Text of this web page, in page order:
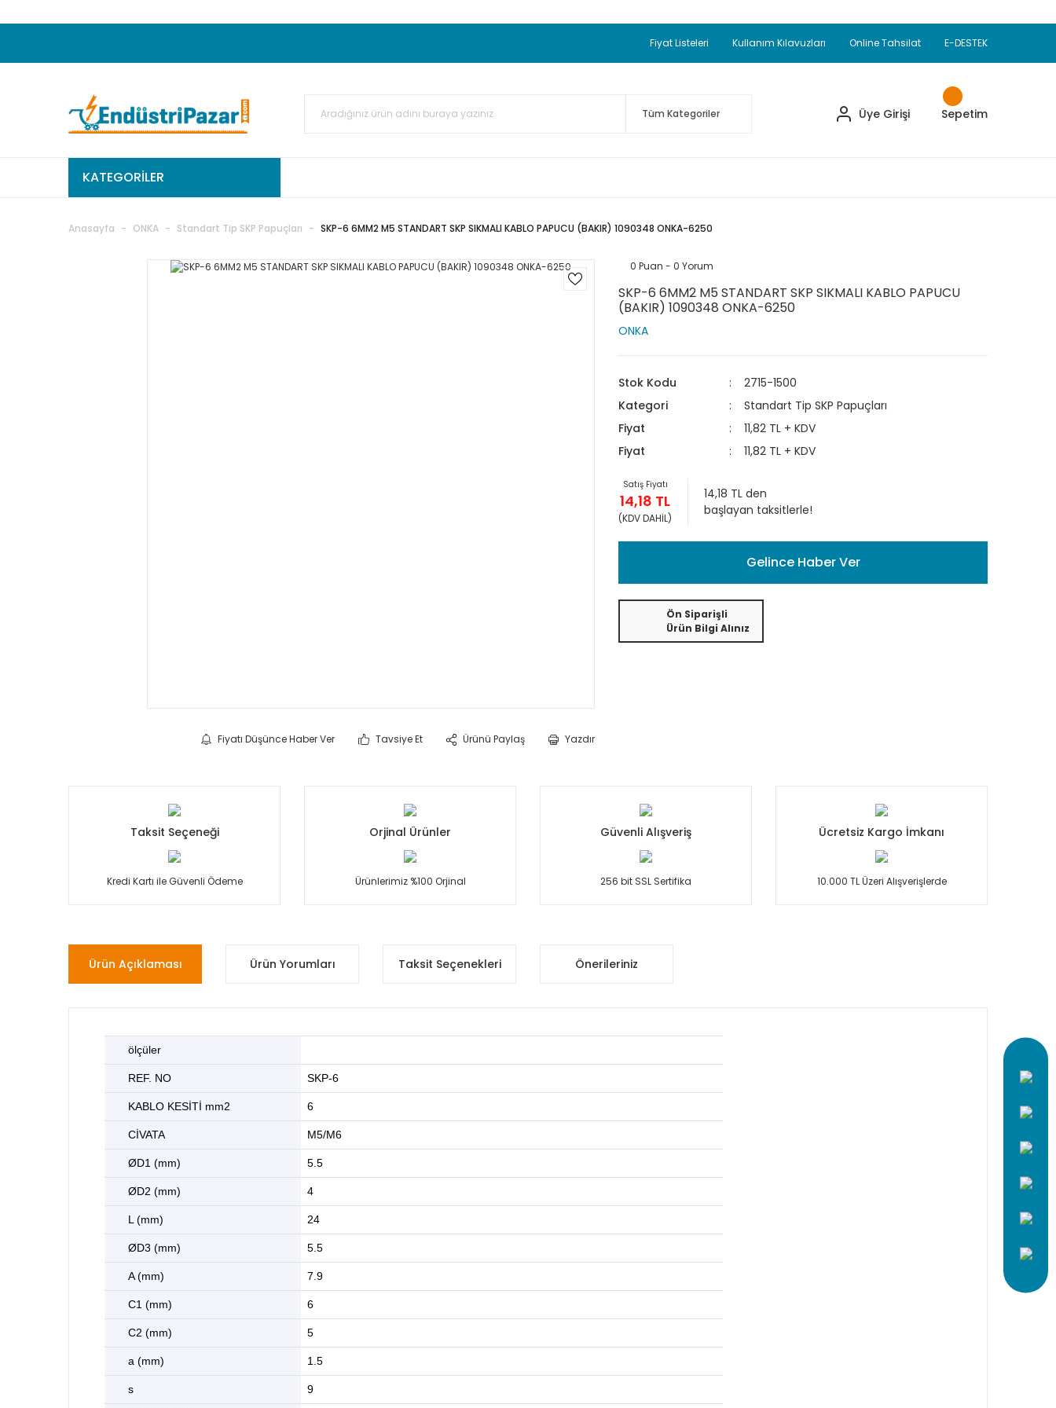
20.000TL ve Üzeri Alışverişlerinizde KARGO BEDAVATC Standart Bayonet J Tip Termokupul Ürünlerinde 50 Adet Alımlarda Sepette Ekstra %5 İskonto...
TC Standart Bayonet J Tip Termokupul Ürünlerinde 250 Adet Alımlarda Sepette
50.000,00TL ve Üzeri EMKO Ürünleri Alışverişlerinizde Sepette
Fiyat Listeleri Kullanım Kılavuzları Online Tahsilat E-DESTEK
Üye Girişi Sepetim
KATEGORİLER
Anasayfa ONKA Standart Tip SKP Papuçları SKP-6 6MM2 M5 STANDART SKP SIKMALI KABLO PAPUCU (BAKIR) 1090348 ONKA-6250
Fiyatı Düşünce Haber Ver Tavsiye Et Ürünü Paylaş Yazdır
0 Puan - 0 Yorum
SKP-6 6MM2 M5 STANDART SKP SIKMALI KABLO PAPUCU
(BAKIR) 1090348 ONKA-6250
ONKA
Stok Kodu
2715-1500
Kategori
Standart Tip SKP Papuçları
Fiyat
11,82 TL + KDV
Fiyat
11,82 TL + KDV
Satış Fiyatı
14,18 TL
(KDV DAHİL)
14,18 TL den
başlayan taksitlerle!
Gelince Haber Ver
Ön Siparişli
Ürün Bilgi Alınız
Taksit Seçeneği
Kredi Kartı ile Güvenli Ödeme
Orjinal Ürünler
Ürünlerimiz %100 Orjinal
Güvenli Alışveriş
256 bit SSL Sertifika
Ücretsiz Kargo İmkanı
10.000 TL Üzeri Alışverişlerde
Ürün Açıklaması Ürün Yorumları Taksit Seçenekleri Önerileriniz
ölçüler
REF. NO SKP-6
KABLO KESİTİ mm2 6
CİVATA M5/M6
ØD1 (mm) 5.5
ØD2 (mm) 4
L (mm) 24
ØD3 (mm) 5.5
A (mm) 7.9
C1 (mm) 6
C2 (mm) 5
a (mm) 1.5
s 9